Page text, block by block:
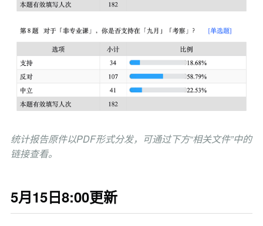
统计报告原件以PDF形式分发，可通过下方“相关文件”中的
链接查看。
5月15日8:00更新